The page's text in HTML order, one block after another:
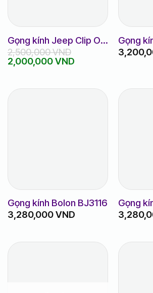
Gọng kính Jeep Clip On
râm cận
2,500,000VND
Giá
gốc
2,500,000 VND.
2,000,000VNDGiá
là:
2,000,000 VND.
Gọng
Gọng kính Bolon BJ3116
3,280,000VND
Gọng
BJ3133